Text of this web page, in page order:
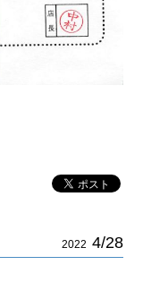
2022 4/28